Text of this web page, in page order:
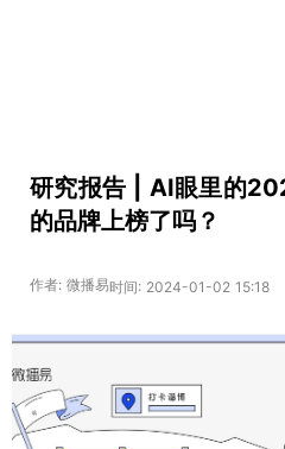
研究报告 | AI眼里的
的品牌上榜了吗？
作者: 微播易时间: 2024-01-02 15:18